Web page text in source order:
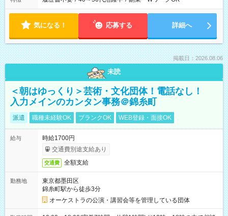
気になる！ 応募する 詳細へ
掲載日：2026.08.06
未読
＜朝はゆっくり＞芸術・文化団体！電話なし！
入力メインのカンタン事務＠錦糸町
派遣 職種未経験OK ブランクOK WEB登録・面接OK
給与
時給1700円
交通費別途支給あり
交通費 全額支給
勤務地
東京都墨田区
錦糸町駅から徒歩3分
オーケストラの公演・講習会等を管理している団体